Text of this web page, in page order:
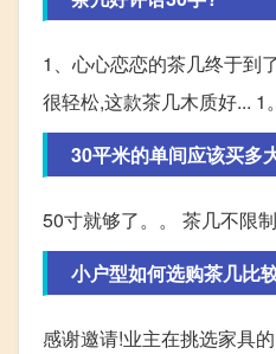
1、心心恋恋的茶几终于到
很轻松,这款茶几木质好... 1。
30平米的单间应该买多
50寸就够了。。 茶几不限
小户型如何选购茶几比
感谢邀请!业主在挑选家具